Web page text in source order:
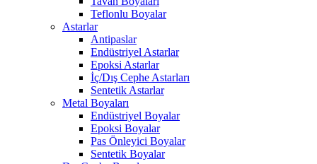
Teflonlu Boyalar
Astarlar
Antipaslar
Endüstriyel Astarlar
Epoksi Astarlar
İç/Dış Cephe Astarları
Sentetik Astarlar
Metal Boyaları
Endüstriyel Boyalar
Epoksi Boyalar
Pas Önleyici Boyalar
Sentetik Boyalar